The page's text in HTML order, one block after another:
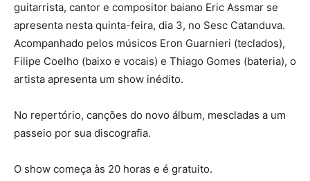
guitarrista, cantor e compositor baiano Eric Assmar se
apresenta nesta quinta-feira, dia 3, no Sesc Catanduva.
Acompanhado pelos músicos Eron Guarnieri (teclados),
Filipe Coelho (baixo e vocais) e Thiago Gomes (bateria), o
artista apresenta um show inédito.
No repertório, canções do novo álbum, mescladas a um
passeio por sua discografia.
O show começa às 20 horas e é gratuito.